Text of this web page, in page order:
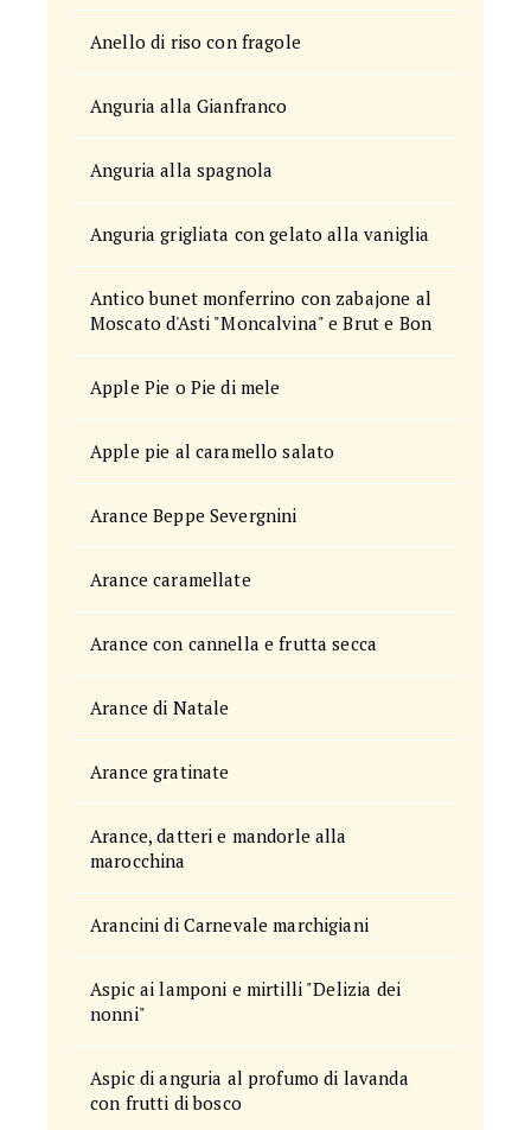
Anello di riso con fragole
Anguria alla Gianfranco
Anguria alla spagnola
Anguria grigliata con gelato alla vaniglia
Antico bunet monferrino con zabajone al
Moscato d'Asti "Moncalvina" e Brut e Bon
Apple Pie o Pie di mele
Apple pie al caramello salato
Arance Beppe Severgnini
Arance caramellate
Arance con cannella e frutta secca
Arance di Natale
Arance gratinate
Arance, datteri e mandorle alla
marocchina
Arancini di Carnevale marchigiani
Aspic ai lamponi e mirtilli "Delizia dei
nonni"
Aspic di anguria al profumo di lavanda
con frutti di bosco